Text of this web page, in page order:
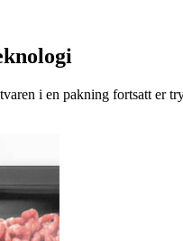
i en pakning fortsatt er